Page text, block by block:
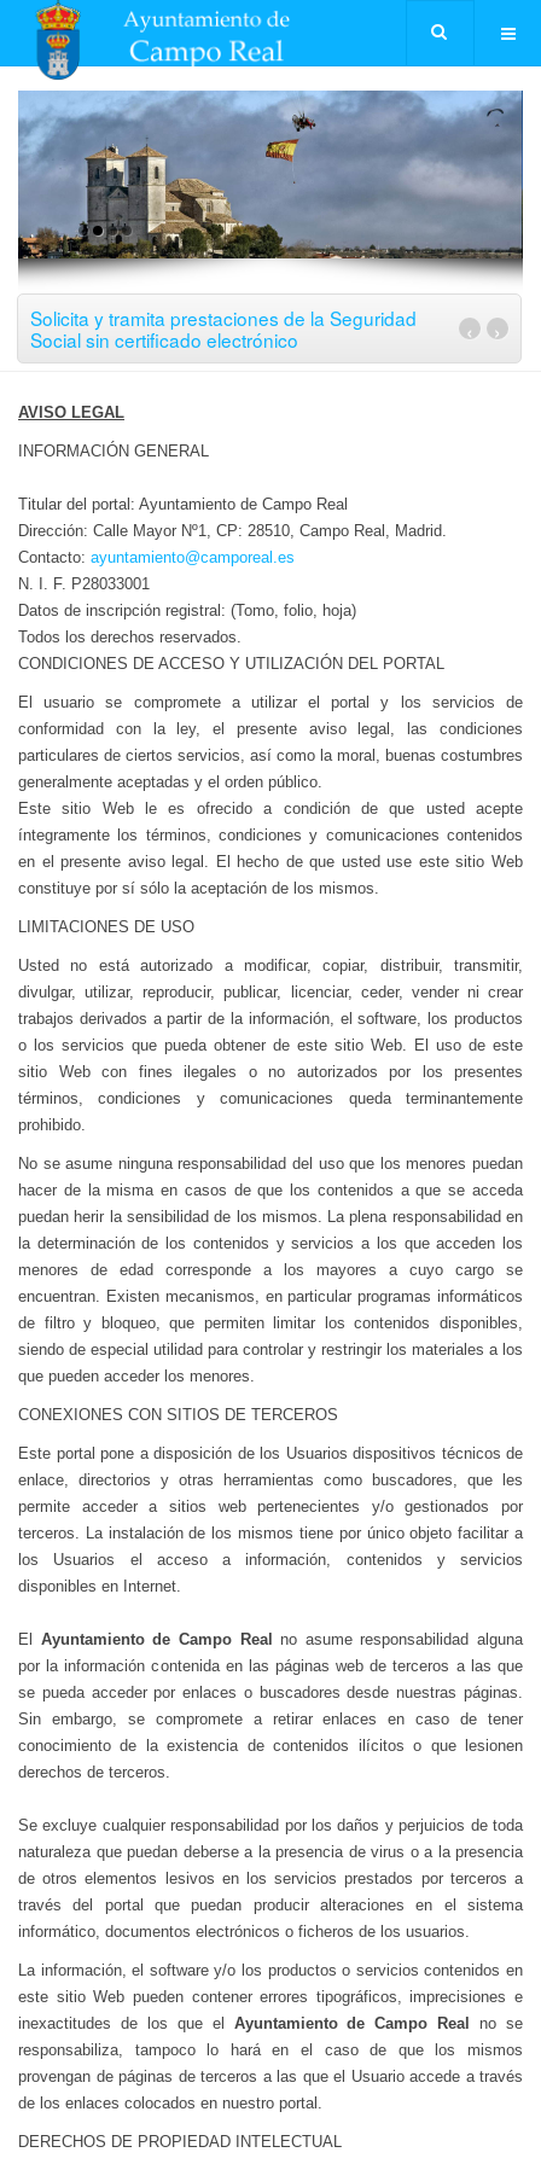
Solicita y tramita prestaciones de la Seguridad
Social sin certificado electrónico
›
‹
AVISO LEGAL
INFORMACIÓN GENERAL
Titular del portal: Ayuntamiento de Campo Real
Dirección: Calle Mayor Nº1, CP: 28510, Campo Real, Madrid.
Contacto: ayuntamiento@camporeal.es
N. I. F. P28033001
Datos de inscripción registral: (Tomo, folio, hoja)
Todos los derechos reservados.
CONDICIONES DE ACCESO Y UTILIZACIÓN DEL PORTAL
El usuario se compromete a utilizar el portal y los servicios de
conformidad con la ley, el presente aviso legal, las condiciones
particulares de ciertos servicios, así como la moral, buenas costumbres
generalmente aceptadas y el orden público.
Este sitio Web le es ofrecido a condición de que usted acepte
íntegramente los términos, condiciones y comunicaciones contenidos
en el presente aviso legal. El hecho de que usted use este sitio Web
constituye por sí sólo la aceptación de los mismos.
LIMITACIONES DE USO
Usted no está autorizado a modificar, copiar, distribuir, transmitir,
divulgar, utilizar, reproducir, publicar, licenciar, ceder, vender ni crear
trabajos derivados a partir de la información, el software, los productos
o los servicios que pueda obtener de este sitio Web. El uso de este
sitio Web con fines ilegales o no autorizados por los presentes
términos, condiciones y comunicaciones queda terminantemente
prohibido.
No se asume ninguna responsabilidad del uso que los menores puedan
hacer de la misma en casos de que los contenidos a que se acceda
puedan herir la sensibilidad de los mismos. La plena responsabilidad en
la determinación de los contenidos y servicios a los que acceden los
menores de edad corresponde a los mayores a cuyo cargo se
encuentran. Existen mecanismos, en particular programas informáticos
de filtro y bloqueo, que permiten limitar los contenidos disponibles,
siendo de especial utilidad para controlar y restringir los materiales a los
que pueden acceder los menores.
CONEXIONES CON SITIOS DE TERCEROS
Este portal pone a disposición de los Usuarios dispositivos técnicos de
enlace, directorios y otras herramientas como buscadores, que les
permite acceder a sitios web pertenecientes y/o gestionados por
terceros. La instalación de los mismos tiene por único objeto facilitar a
los Usuarios el acceso a información, contenidos y servicios
disponibles en Internet.
El Ayuntamiento de Campo Real
no asume responsabilidad alguna
por la información contenida en las páginas web de terceros a las que
se pueda acceder por enlaces o buscadores desde nuestras páginas.
Sin embargo, se compromete a retirar enlaces en caso de tener
conocimiento de la existencia de contenidos ilícitos o que lesionen
derechos de terceros.
Se excluye cualquier responsabilidad por los daños y perjuicios de toda
naturaleza que puedan deberse a la presencia de virus o a la presencia
de otros elementos lesivos en los servicios prestados por terceros a
través del portal que puedan producir alteraciones en el sistema
informático, documentos electrónicos o ficheros de los usuarios.
La información, el software y/o los productos o servicios contenidos en
este sitio Web pueden contener errores tipográficos, imprecisiones e
inexactitudes de los que el Ayuntamiento de Campo Real
no se
responsabiliza, tampoco lo hará en el caso de que los mismos
provengan de páginas de terceros a las que el Usuario accede a través
de los enlaces colocados en nuestro portal.
DERECHOS DE PROPIEDAD INTELECTUAL